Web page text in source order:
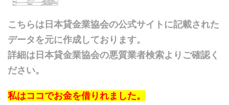
こちらは日本貸金業協会の公式サイトに記載された
データを元に作成しております。
詳細は日本貸金業協会の悪質業者検索よりご確認く
ださい。
私はココでお金を借りれました。